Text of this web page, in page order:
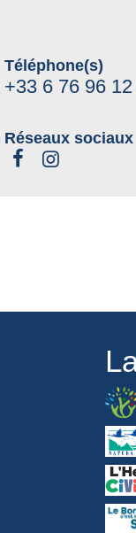
Téléphone(s)
+33 6 76 96
Réseaux sociaux